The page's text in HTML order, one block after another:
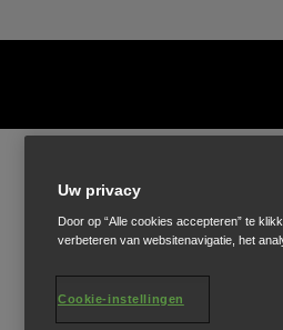
Uw privacy
Door op “Alle cookies accepteren” te
verbeteren van websitenavigatie, het
Cookie-instellingen